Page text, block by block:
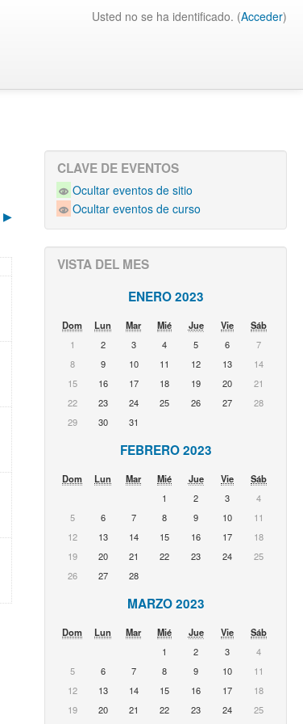
Usted no se ha identificado. (Acceder)
▶︎
CLAVE DE EVENTOS
Ocultar eventos de sitio
Ocultar eventos de curso
VISTA DEL MES
ENERO 2023
Dom Lun Mar Mié Jue Vie
Sáb
1
2 3 4 5 6
7
8
9 10 11 12 13
14
15
16 17 18 19 20
21
22
23 24 25 26 27
28
29
30 31
FEBRERO 2023
Dom Lun Mar Mié Jue Vie
Sáb
1
2 3
4
5
6 7 8 9 10
11
12
13 14 15 16 17
18
19
20 21 22 23 24
25
26
27 28
MARZO 2023
Dom Lun Mar Mié Jue Vie
Sáb
1
2 3
4
5
6 7 8 9 10
11
12
13 14 15 16 17
18
19
20 21 22 23 24
25